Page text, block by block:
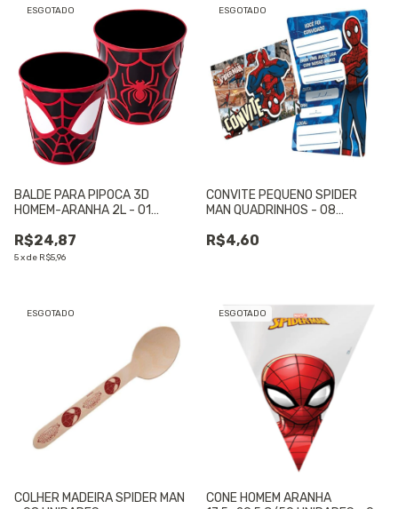
ESGOTADO
BALDE PARA PIPOCA 3D
HOMEM-ARANHA 2L - 01
R$24,87
5xde R$5,96
ESGOTADO
CONVITE PEQUENO SPIDER
MAN QUADRINHOS - 08
R$4,60
ESGOTADO
COLHER MADEIRA SPIDER MAN
ESGOTADO
CONE HOMEM ARANHA